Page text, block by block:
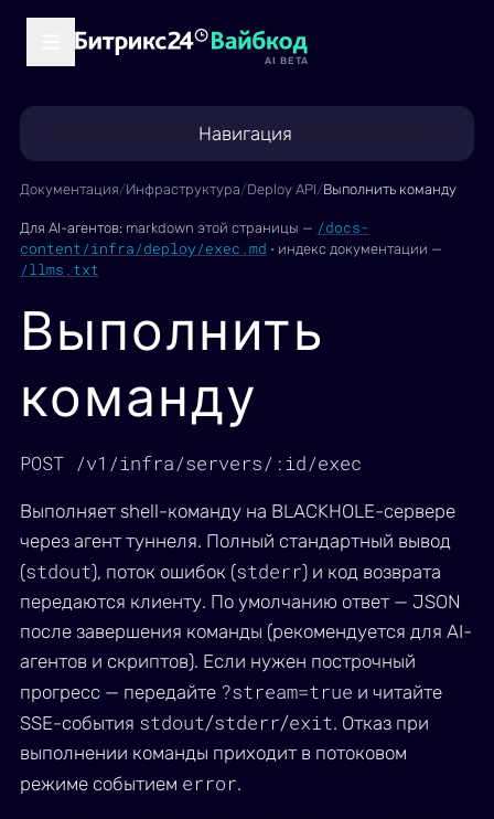
AI BETA
Навигация
Документация/Инфраструктура/Deploy API/Выполнить команду
Для AI-агентов: markdown этой страницы — /docs-
content/infra/deploy/exec.md · индекс документации —
/llms.txt
Выполнить
команду
POST /v1/infra/servers/:id/exec
Выполняет shell-команду на BLACKHOLE-сервере
через агент туннеля. Полный стандартный вывод
(stdout), поток ошибок (stderr) и код возврата
передаются клиенту. По умолчанию ответ — JSON
после завершения команды (рекомендуется для AI-
агентов и скриптов). Если нужен построчный
прогресс — передайте ?stream=true и читайте
SSE-события stdout/stderr/exit. Отказ при
выполнении команды приходит в потоковом
режиме событием error.